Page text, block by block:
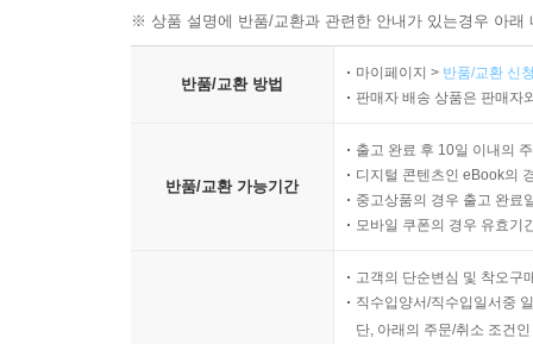
※ 상품 설명에 반품/교환과 관련한 안내가 있는경우 아
반품/교환 방법
마이페이지 > 반품/교환 신
판매자 배송 상품은 판매자
반품/교환 가능기간
출고 완료 후 10일 이내의
디지털 콘텐츠인 eBook의
중고상품의 경우 출고 완료
모바일 쿠폰의 경우 유효기
고객의 단순변심 및 착오구
직수입양서/직수입일서중
단, 아래의 주문/취소 조건